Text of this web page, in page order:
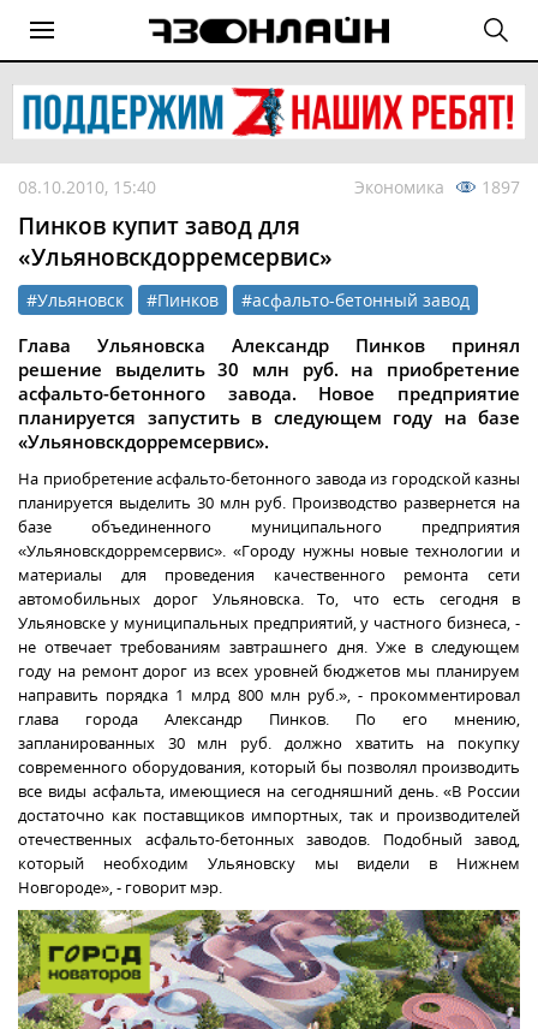
08.10.2010, 15:40 Экономика 1897
Пинков купит завод для
«Ульяновскдорремсервис»
#Ульяновск #Пинков #асфальто-бетонный завод
Глава Ульяновска Александр Пинков принял
решение выделить 30 млн руб. на приобретение
асфальто-бетонного завода. Новое предприятие
планируется запустить в следующем году на базе
«Ульяновскдорремсервис».
На приобретение асфальто-бетонного завода из городской казны
планируется выделить 30 млн руб. Производство развернется на
базе объединенного муниципального предприятия
«Ульяновскдорремсервис». «Городу нужны новые технологии и
материалы для проведения качественного ремонта сети
автомобильных дорог Ульяновска. То, что есть сегодня в
Ульяновске у муниципальных предприятий, у частного бизнеса, -
не отвечает требованиям завтрашнего дня. Уже в следующем
году на ремонт дорог из всех уровней бюджетов мы планируем
направить порядка 1 млрд 800 млн руб.», - прокомментировал
глава города Александр Пинков. По его мнению,
запланированных 30 млн руб. должно хватить на покупку
современного оборудования, который бы позволял производить
все виды асфальта, имеющиеся на сегодняшний день. «В России
достаточно как поставщиков импортных, так и производителей
отечественных асфальто-бетонных заводов. Подобный завод,
который необходим Ульяновску мы видели в Нижнем
Новгороде», - говорит мэр.